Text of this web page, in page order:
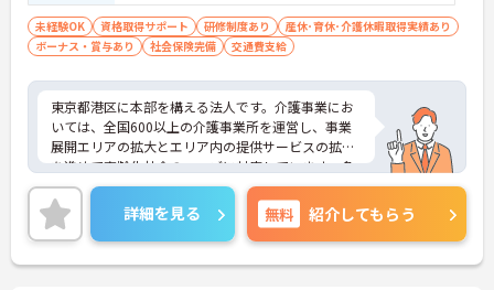
未経験OK 資格取得サポート 研修制度あり
産休･育休･介護休暇取得実績あり
ボーナス・賞与あり
社会保険完備 交通費支給
東京都港区に本部を構える法人です。介護事業にお
いては、全国600以上の介護事業所を運営し、事業
展開エリアの拡大とエリア内の提供サービスの拡充
を進めて高齢化社会のニーズに対応しています。多
職種との密な連携による「チームケア」で利用者の
暮らしをサポートしています。母体の安定より充実
した福利厚生等の待遇面も魅力です。週1日、1日1
時間～の勤務が相談でき、プライベートとの両立も
しやすいです。ご興味のある方には、面接対策ポイ
詳細を見る 無料 紹介してもらう